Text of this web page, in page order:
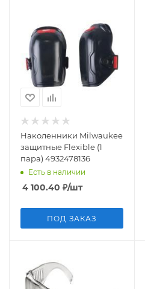
Наколенники Milwaukee
защитные Flexible (1
пара) 4932478136
Есть в наличии
4 100.40 ₽/шт
ПОД ЗАКАЗ